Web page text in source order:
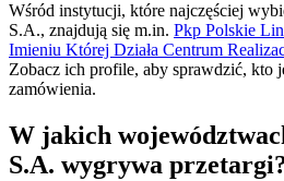
Wśród instytucji, które najczęściej
S.A., znajdują się m.in. Pkp Polskie
Imieniu Której Działa Centrum
Zobacz ich profile, aby sprawdzić, kto
zamówienia.
W jakich
S.A. wygrywa